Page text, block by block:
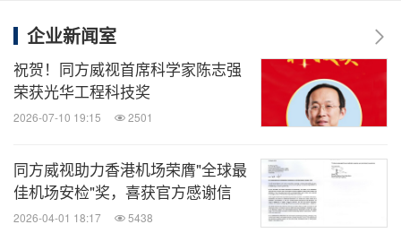
港。
消息来源：同方威视
微信公众号“全球旅报”发布最新的全球旅游产
业、OTA(在线旅游)、航空公司、飞机制造、
酒店行业最新动态。扫描二维码，立即订
企业新闻室
祝贺！同方威视首席科学家陈志强
荣获光华工程科技奖
2026-07-10 19:15 2501
同方威视助力香港机场荣膺"全球最
佳机场安检"奖，喜获官方感谢信
2026-04-01 18:17 5438